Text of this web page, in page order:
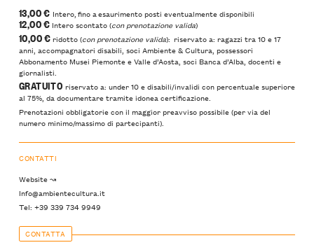
13,00 € Intero, fino a esaurimento posti eventualmente disponibili
12,00 € Intero scontato (con prenotazione valida)
10,00 €ridotto (con prenotazione valida): riservato a: ragazzi tra 10 e 17
anni, accompagnatori disabili, soci Ambiente & Cultura, possessori
Abbonamento Musei Piemonte e Valle d’Aosta, soci Banca d’Alba, docenti e
giornalisti.
GRATUITO riservato a: under 10 e disabili/invalidi con percentuale superiore
al 75%, da documentare tramite idonea certificazione.
Prenotazioni obbligatorie con il maggior preavviso possibile (per via del
numero minimo/massimo di partecipanti).
CONTATTI
Website ↝
Info@ambientecultura.it
Tel: +39 339 734 9949
CONTATTA